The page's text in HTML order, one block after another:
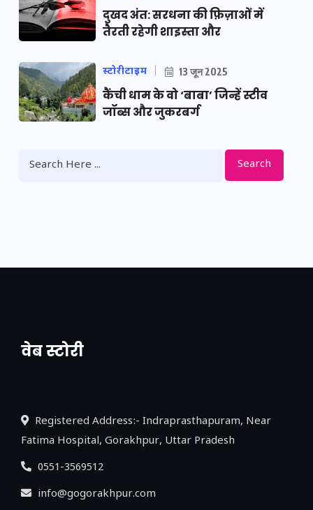
दुखद अंत: सरधना की फ़िज़ाओं में
तैरती रहेगी शाइस्ता और
स्टोरीटाइम 13 जून 2025
कैंची धाम के वो ‘बाबा’ जिन्हें स्टीव
जॉब्स और जुकरबर्ग
Search
वेब स्टोरी
नया एक्सप्रेसवे: पूर्वांचल का लक, डेवलपमेंट का
Registered Address:- Indraprasthapuram, Near
Fatima Hospital, Gorakhpur, Uttar Pradesh
0551-3569512
info@gogorakhpur.com